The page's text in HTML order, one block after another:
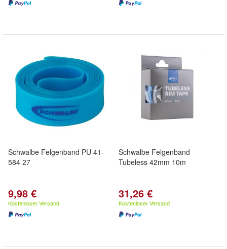
Schwalbe Felgenband PU 41-
584 27
9,98 €
Kostenloser Versand
Schwalbe Felgenband
Tubeless 42mm 10m
31,26 €
Kostenloser Versand